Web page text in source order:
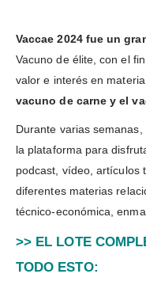
Vaccae 2024 fue un
Vacuno de élite, con el
valor e interés en
vacuno de carne y el
Durante varias
la plataforma para
podcast, vídeo, artículos
diferentes materias
técnico-económica,
>> EL LOTE
TODO ESTO: